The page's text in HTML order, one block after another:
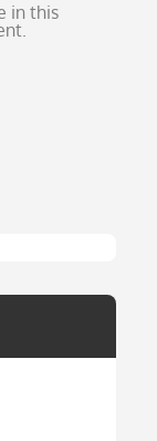
in this